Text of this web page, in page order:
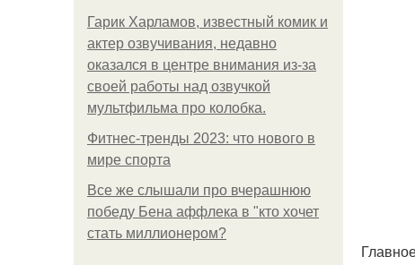
Гарик Харламов, известный комик и
актер озвучивания, недавно
оказался в центре внимания из-за
своей работы над озвучкой
мультфильма про колобка.
Фитнес-тренды 2023: что нового в
мире спорта
Все же слышали про вчерашнюю
победу Бена аффлека в "кто хочет
стать миллионером?